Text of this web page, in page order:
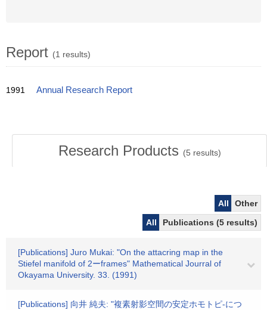
Report (1 results)
1991 Annual Research Report
Research Products (5 results)
All
Other
All
Publications (5 results)
[Publications] Juro Mukai: "On the attacring map in the
Stiefel manifold of 2ーframes" Mathematical Jourral of
Okayama University. 33. (1991)
[Publications] 向井 純夫: "複素射影空間の安定ホモトピ-につ